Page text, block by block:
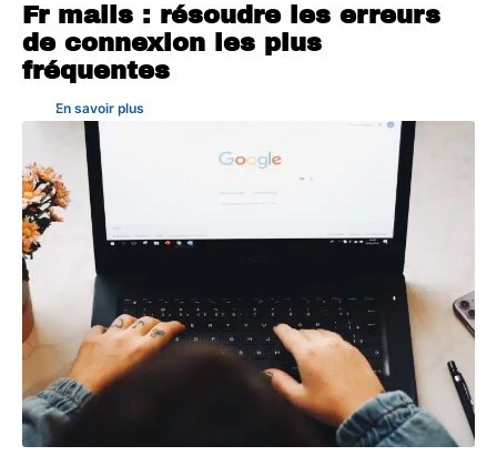
Fr mails : résoudre les erreurs
de connexion les plus
fréquentes
En savoir plus